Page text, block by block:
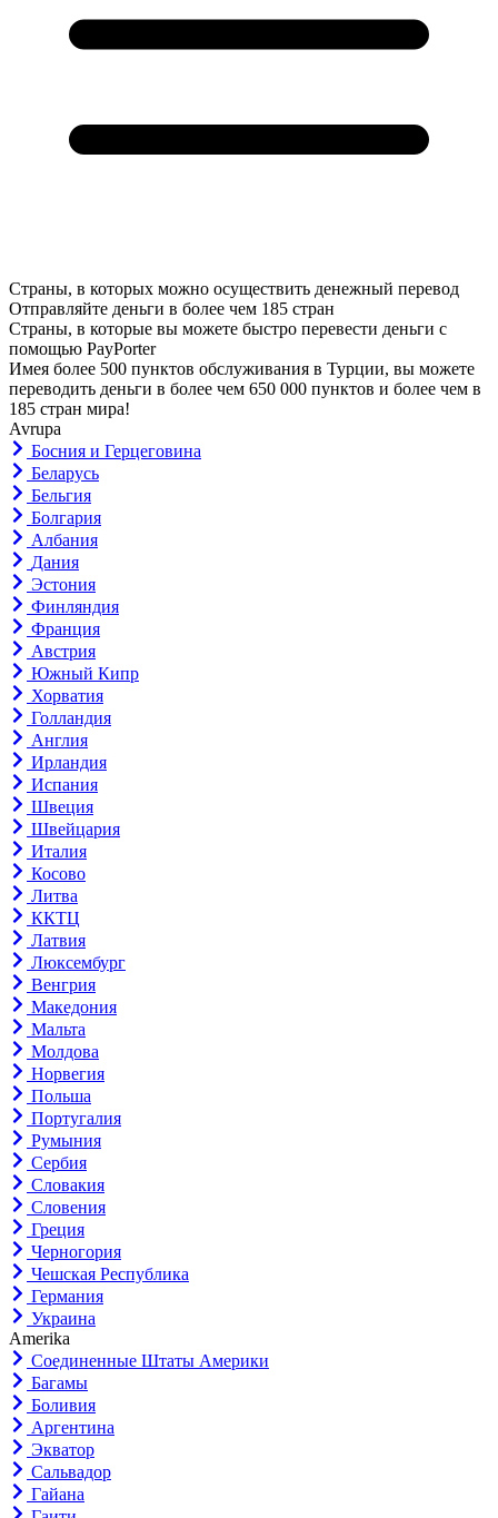
Страны, в которых можно осуществить денежный перевод
Отправляйте деньги в более чем 185 стран
Страны, в которые вы можете быстро перевести деньги с
помощью PayPorter
Имея более 500 пунктов обслуживания в Турции, вы можете
переводить деньги в более чем 650 000 пунктов и более чем в
185 стран мира!
Avrupa
Босния и Герцеговина
Беларусь
Бельгия
Болгария
Албания
Дания
Эстония
Финляндия
Франция
Австрия
Южный Кипр
Хорватия
Голландия
Англия
Ирландия
Испания
Швеция
Швейцария
Италия
Косово
Литва
ККТЦ
Латвия
Люксембург
Венгрия
Македония
Мальта
Молдова
Норвегия
Польша
Португалия
Румыния
Сербия
Словакия
Словения
Греция
Черногория
Чешская Республика
Германия
Украина
Amerika
Соединенные Штаты Америки
Багамы
Боливия
Аргентина
Экватор
Сальвадор
Гайана